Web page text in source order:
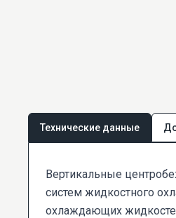
Технические данные
Вертикальные
систем жидкостного
охлаждающих